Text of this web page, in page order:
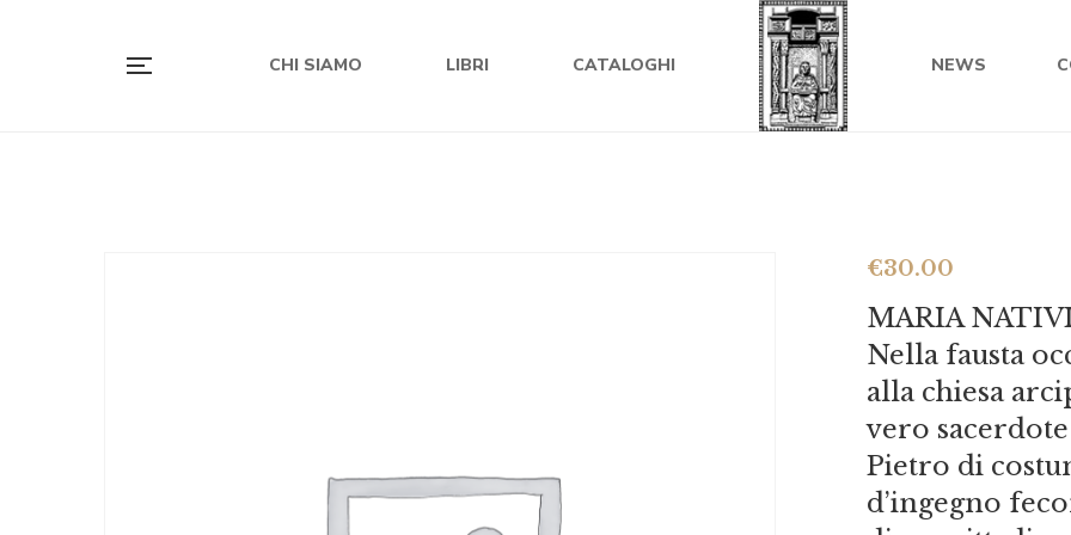
CHI SIAMO LIBRI CATALOGHI NEWS
€30.00
MARIA
Nella fausta
alla chiesa
vero
Pietro di
d’ingegno